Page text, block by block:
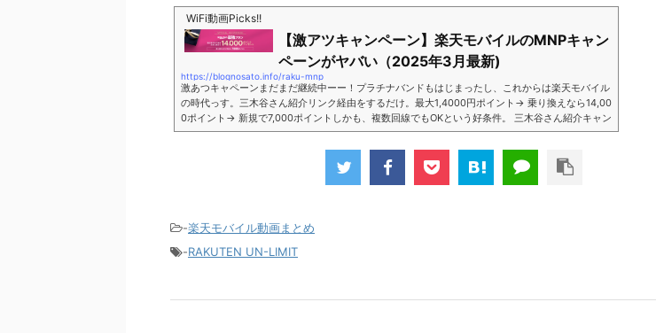
WiFi動画Picks!!
【激アツキャンペーン】楽天モバイルのMNPキャン
ペーンがヤバい（2025年3月最新)
https://blognosato.info/raku-mnp
激あつキャペーンまだまだ継続中ーー！プラチナバンドもはじまったし、これからは楽天モバイル
の時代っす。三木谷さん紹介リンク経由をするだけ。最大1,4000円ポイント→ 乗り換えなら14,00
0ポイント→ 新規で7,000ポイントしかも、複数回線でもOKという好条件。 三木谷さん紹介キャン
ペーン＼激熱の三木谷さんキャンペーン／2回線目以降でもOK再契約でもでもOK背水の陣の楽天
モバイル。ついに「最後の賭け」とも思えるポイントばら撒きキャンペーンを発動してきました。
■キャンペーン概要三木谷社長の特別招待ページから楽天モバイ...
-楽天モバイル動画まとめ
-RAKUTEN UN-LIMIT